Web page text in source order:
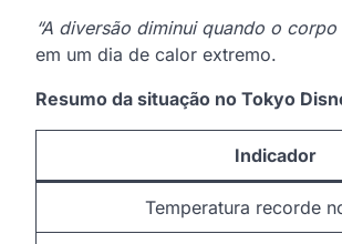
“A diversão diminui quando o corpo
em um dia de calor extremo.
Resumo da situação no Tokyo
Indicador
Temperatura recorde